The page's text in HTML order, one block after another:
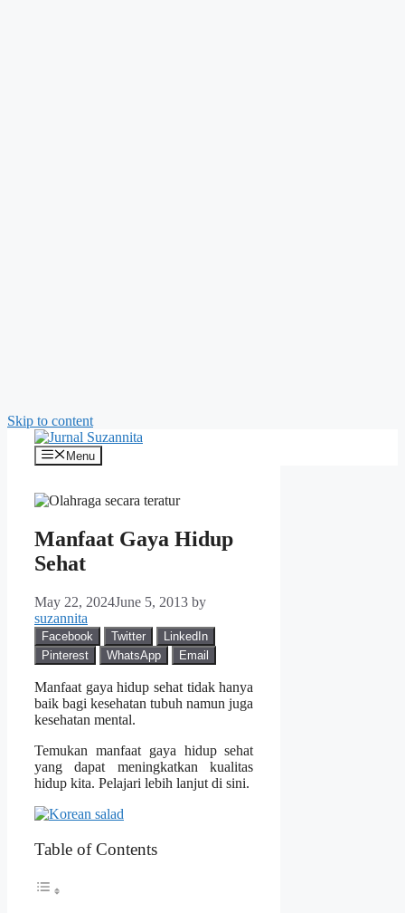
Skip to content
Menu
Manfaat Gaya Hidup
Sehat
May 22, 2024June 5, 2013 by
suzannita
Facebook Twitter
LinkedIn
Pinterest
WhatsApp Email
Manfaat gaya hidup sehat tidak hanya
baik bagi kesehatan tubuh namun juga
kesehatan mental.
Temukan manfaat gaya hidup sehat
yang dapat meningkatkan kualitas
hidup kita. Pelajari lebih lanjut di sini.
Table of Contents